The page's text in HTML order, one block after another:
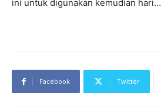
e
n
ini untuk digunakan kemudian hari…
Facebook Twitter